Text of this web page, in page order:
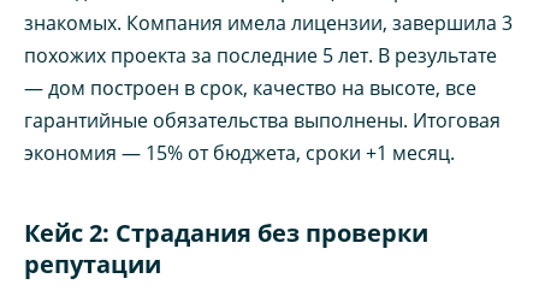
знакомых. Компания имела лицензии, завершила 3
похожих проекта за последние 5 лет. В результате
— дом построен в срок, качество на высоте, все
гарантийные обязательства выполнены. Итоговая
экономия — 15% от бюджета, сроки +1 месяц.
Кейс 2: Страдания без проверки
репутации